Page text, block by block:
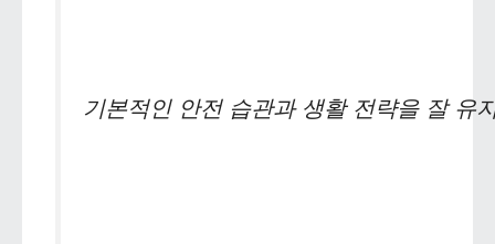
기본적인 안전 습관과 생활 전략을 잘 유